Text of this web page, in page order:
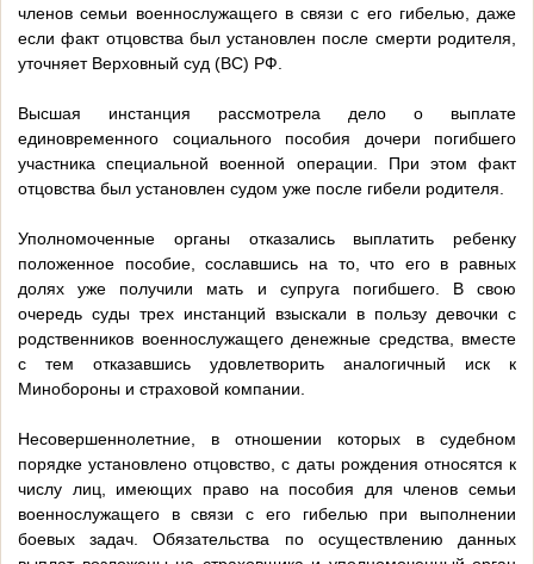
членов семьи военнослужащего в связи с его гибелью, даже
если факт отцовства был установлен после смерти родителя,
уточняет Верховный суд (ВС) РФ.
Высшая инстанция рассмотрела дело о выплате
единовременного социального пособия дочери погибшего
участника специальной военной операции. При этом факт
отцовства был установлен судом уже после гибели родителя.
Уполномоченные органы отказались выплатить ребенку
положенное пособие, сославшись на то, что его в равных
долях уже получили мать и супруга погибшего. В свою
очередь суды трех инстанций взыскали в пользу девочки с
родственников военнослужащего денежные средства, вместе
с тем отказавшись удовлетворить аналогичный иск к
Минобороны и страховой компании.
Несовершеннолетние, в отношении которых в судебном
порядке установлено отцовство, с даты рождения относятся к
числу лиц, имеющих право на пособия для членов семьи
военнослужащего в связи с его гибелью при выполнении
боевых задач. Обязательства по осуществлению данных